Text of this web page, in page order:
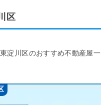
区
淀川区のおすすめ不動産屋一